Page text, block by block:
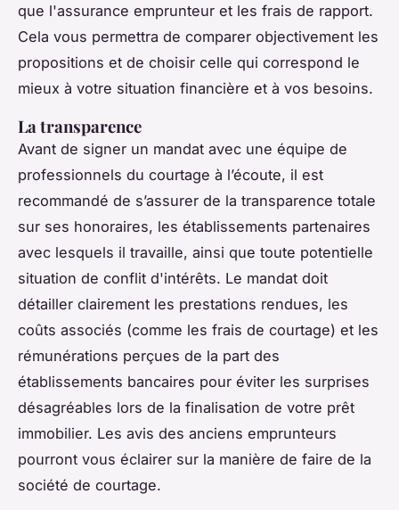
que l'assurance emprunteur et les frais de rapport.
Cela vous permettra de comparer objectivement les
propositions et de choisir celle qui correspond le
mieux à votre situation financière et à vos besoins.
La transparence
Avant de signer un mandat avec une équipe de
professionnels du courtage à l’écoute, il est
recommandé de s’assurer de la transparence totale
sur ses honoraires, les établissements partenaires
avec lesquels il travaille, ainsi que toute potentielle
situation de conflit d'intérêts. Le mandat doit
détailler clairement les prestations rendues, les
coûts associés (comme les frais de courtage) et les
rémunérations perçues de la part des
établissements bancaires pour éviter les surprises
désagréables lors de la finalisation de votre prêt
immobilier. Les avis des anciens emprunteurs
pourront vous éclairer sur la manière de faire de la
société de courtage.